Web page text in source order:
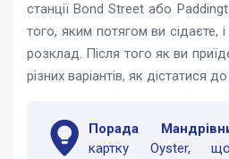
станції Bond Street або
того, яким потягом ви сідаєте,
розклад. Після того як ви
різних варіантів, як дістатися
Порада
картку Oyster,